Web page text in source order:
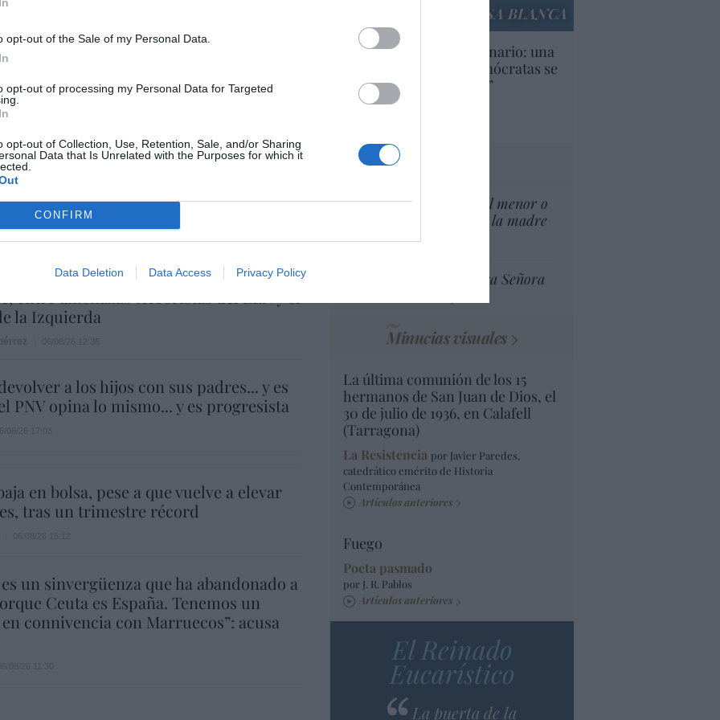
opt-out of the Sale of my Personal Data.
opt-out of processing my Personal Data for Targeted
opt-out of Collection, Use, Retention, Sale, and/or Sharing
Data that Is Unrelated with the Purposes for which it
CONFIRM
Data Deletion Data Access Privacy Policy
que sus acciones están infravaloradas
recompras
06/08/26 17:11
el penúltimo fiasco del Gobierno
escaso en reputación e influencia
se conforma con ser la número dos
06/08/26 12:41
De la Espriella toma posesión como
entre amenazas terroristas del ELN y el
la Izquierda
a los hijos con sus padres... y es
PNV opina lo mismo... y es progresista
en bolsa, pese a que vuelve a elevar
tras un trimestre récord
es un sinvergüenza que ha abandonado a
Ceuta es España. Tenemos un
connivencia con Marruecos”: acusa
LA CASA BLANCA
EEUU. Inquietante escenario: una
tercera parte de los demócratas se
define como “socialista”
por Ignacio Aguirre
Cartas al director
¿El Superior interés el menor o
el superior interés de la madre
del menor?
Ceuta celebra Nuestra Señora
Minucias visuales
La última comunión de los 15
hermanos de San Juan de Dios, el
30 de julio de 1936, en Calafell
(Tarragona)
La Resistencia por Javier Paredes,
catedrático emérito de Historia
Contemporánea
Artículos anteriores
Fuego
Poeta pasmado
por J. R. Pablos
Artículos anteriores
El Reinado
Eucarístico
La puerta de la